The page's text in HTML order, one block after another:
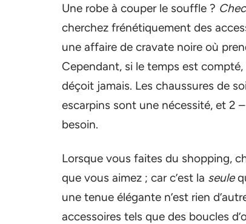
Une robe à couper le souffle ?
cherchez frénétiquement des
une affaire de cravate noire où
Cependant, si le temps est
déçoit jamais. Les chaussures de
escarpins sont une nécessité, et 2
besoin.
Lorsque vous faites du shopping,
que vous aimez ; car c’est la seule
une tenue élégante n’est rien
accessoires tels que des boucles